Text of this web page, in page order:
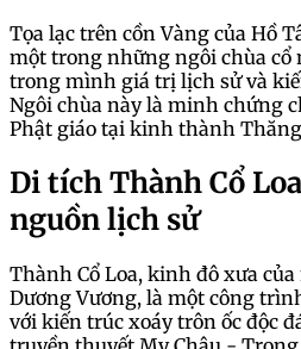
Tọa lạc trên cồn Vàng của Hồ
một trong những ngôi chùa cổ
trong mình giá trị lịch sử và
Ngôi chùa này là minh chứng
Phật giáo tại kinh thành
Di tích Thành Cổ
nguồn lịch sử
Thành Cổ Loa, kinh đô xưa
Dương Vương, là một công
với kiến trúc xoáy trôn ốc độc